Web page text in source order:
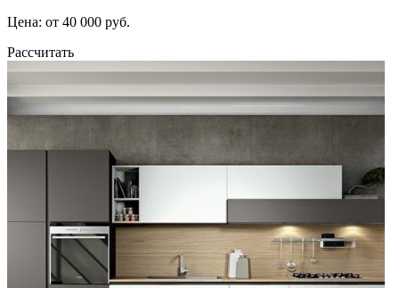
Цена: от 40 000 руб.
Рассчитать